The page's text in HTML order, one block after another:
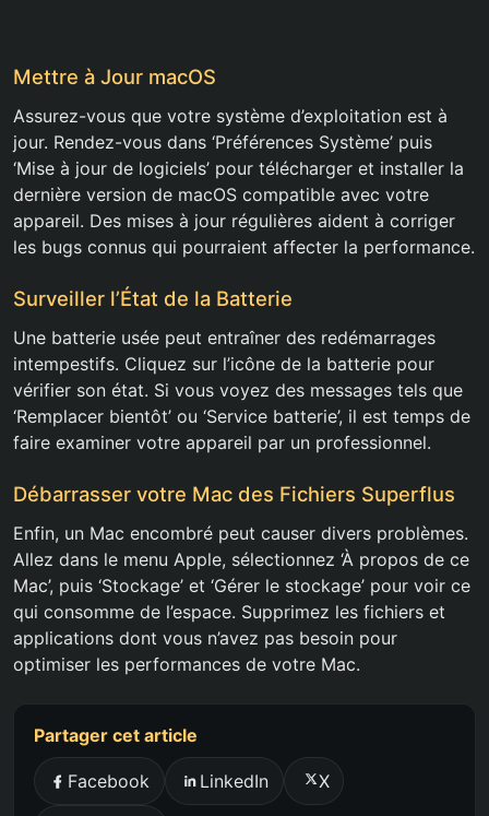
Mettre à Jour macOS
Assurez-vous que votre système d’exploitation est à
jour. Rendez-vous dans ‘Préférences Système’ puis
‘Mise à jour de logiciels’ pour télécharger et installer la
dernière version de macOS compatible avec votre
appareil. Des mises à jour régulières aident à corriger
les bugs connus qui pourraient affecter la performance.
Surveiller l’État de la Batterie
Une batterie usée peut entraîner des redémarrages
intempestifs. Cliquez sur l’icône de la batterie pour
vérifier son état. Si vous voyez des messages tels que
‘Remplacer bientôt’ ou ‘Service batterie’, il est temps de
faire examiner votre appareil par un professionnel.
Débarrasser votre Mac des Fichiers Superflus
Enfin, un Mac encombré peut causer divers problèmes.
Allez dans le menu Apple, sélectionnez ‘À propos de ce
Mac’, puis ‘Stockage’ et ‘Gérer le stockage’ pour voir ce
qui consomme de l’espace. Supprimez les fichiers et
applications dont vous n’avez pas besoin pour
optimiser les performances de votre Mac.
Partager cet article
Facebook LinkedIn X